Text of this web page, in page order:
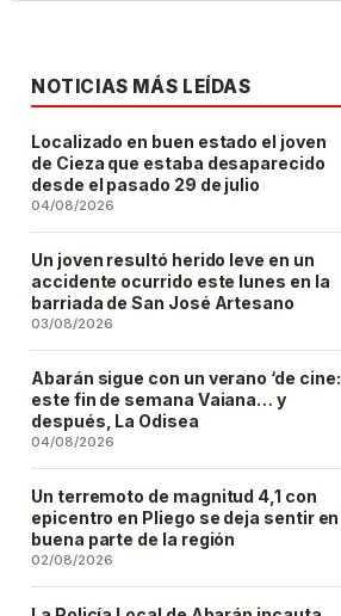
NOTICIAS MÁS LEÍDAS
Localizado en buen estado el joven
de Cieza que estaba desaparecido
desde el pasado 29 de julio
04/08/2026
Un joven resultó herido leve en un
accidente ocurrido este lunes en la
barriada de San José Artesano
03/08/2026
Abarán sigue con un verano ‘de cine:
este fin de semana Vaiana… y
después, La Odisea
04/08/2026
Un terremoto de magnitud 4,1 con
epicentro en Pliego se deja sentir en
buena parte de la región
02/08/2026